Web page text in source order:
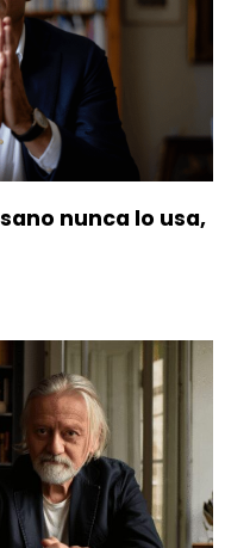
nunca lo usa,